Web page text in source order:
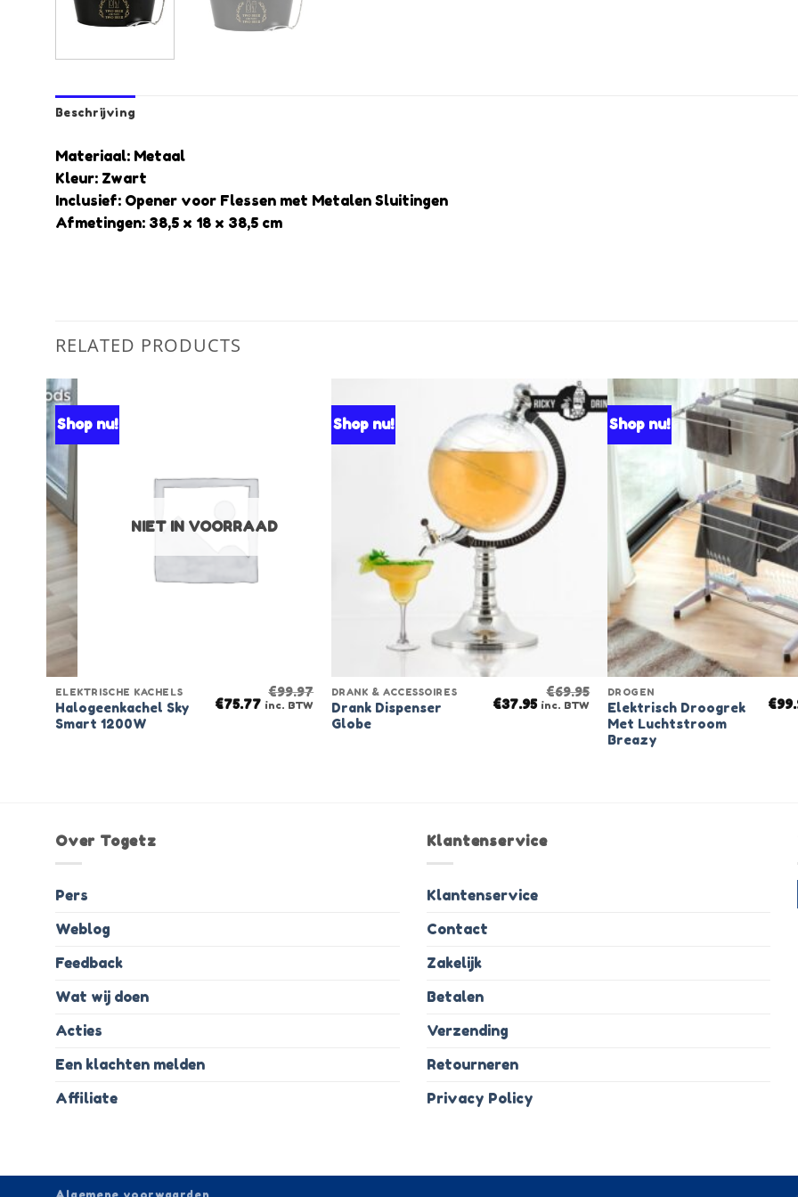
Beschrijving
Materiaal: Metaal
Kleur: Zwart
Inclusief: Opener voor Flessen met Metalen Sluitingen
Afmetingen: 38,5 x 18 x 38,5 cm
RELATED PRODUCTS
Shop nu!
NIET IN VOORRAAD
ELEKTRISCHE KACHELS
Halogeenkachel Sky
Smart 1200W
€99.97
Original
€75.77Current
inc. BTW
Shop nu!
DRANK & ACCESSOIRES
Drank Dispenser
Globe
€69.95
Original
€37.95Current
inc. BTW
Shop nu!
DROGEN
Elektrisch Droogrek
Met Luchtstroom
Breazy
€
Over Togetz
Pers
Weblog
Feedback
Wat wij doen
Acties
Een klachten melden
Affiliate
Klantenservice
Klantenservice
Contact
Zakelijk
Betalen
Verzending
Retourneren
Privacy Policy